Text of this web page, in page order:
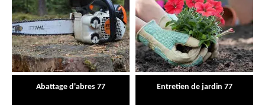
Abattage d'abres 77 Entretien de jardin 77